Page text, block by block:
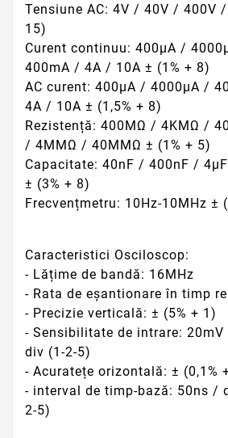
Tensiune AC: 4V / 40V / 400V
15)
Curent continuu: 400μA /
400mA / 4A / 10A ± (1% + 8)
AC curent: 400μA / 4000μA /
4A / 10A ± (1,5% + 8)
Rezistență: 400MΩ / 4KMΩ /
/ 4MMΩ / 40MMΩ ± (1% + 5)
Capacitate: 40nF / 400nF /
± (3% + 8)
Frecvențmetru: 10Hz-10MHz ±
Caracteristici Osciloscop:
- Lățime de bandă: 16MHz
- Rata de eșantionare în timp
- Precizie verticală: ± (5% + 1)
- Sensibilitate de intrare:
div (1-2-5)
- Acuratețe orizontală: ± (0,1%
- interval de timp-bază: 50ns /
2-5)